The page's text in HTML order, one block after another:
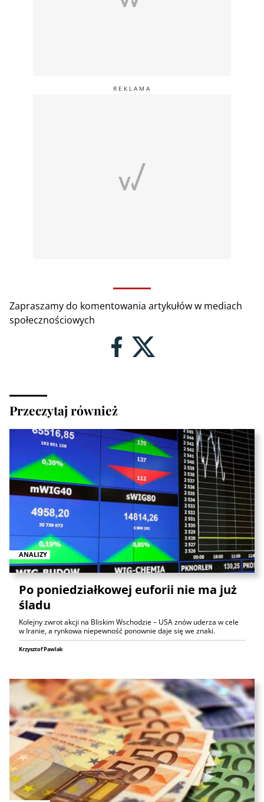
Zapraszamy do komentowania artykułów w mediach
społecznościowych
Przeczytaj również
ANALIZY
Po poniedziałkowej euforii nie ma już
śladu
Kolejny zwrot akcji na Bliskim Wschodzie – USA znów uderza w cele
w Iranie, a rynkowa niepewność ponownie daje się we znaki.
Krzysztof Pawlak